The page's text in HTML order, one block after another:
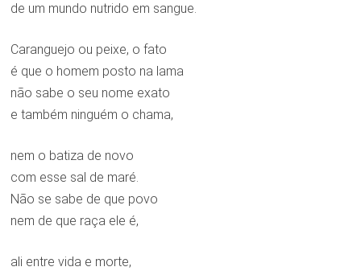
de um mundo nutrido em sangue.
Caranguejo ou peixe, o fato
é que o homem posto na lama
não sabe o seu nome exato
e também ninguém o chama,
nem o batiza de novo
com esse sal de maré.
Não se sabe de que povo
nem de que raça ele é,
ali entre vida e morte,